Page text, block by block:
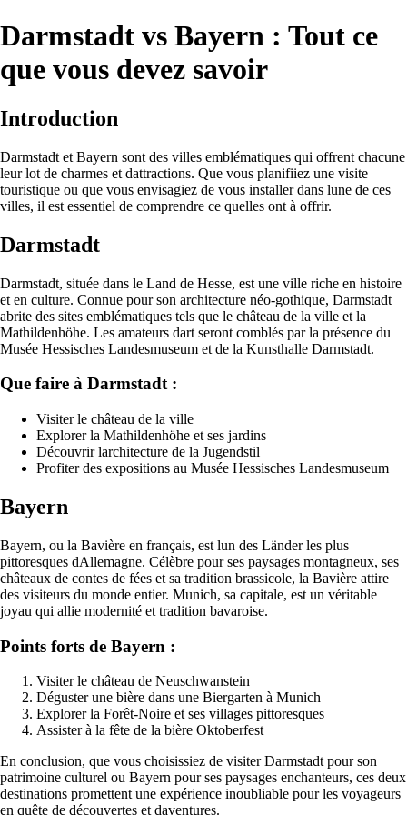
Darmstadt vs Bayern : Tout ce
que vous devez savoir
Introduction
Darmstadt et Bayern sont des villes emblématiques qui offrent chacune
leur lot de charmes et dattractions. Que vous planifiiez une visite
touristique ou que vous envisagiez de vous installer dans lune de ces
villes, il est essentiel de comprendre ce quelles ont à offrir.
Darmstadt
Darmstadt, située dans le Land de Hesse, est une ville riche en histoire
et en culture. Connue pour son architecture néo-gothique, Darmstadt
abrite des sites emblématiques tels que le château de la ville et la
Mathildenhöhe. Les amateurs dart seront comblés par la présence du
Musée Hessisches Landesmuseum et de la Kunsthalle Darmstadt.
Que faire à Darmstadt :
Visiter le château de la ville
Explorer la Mathildenhöhe et ses jardins
Découvrir larchitecture de la Jugendstil
Profiter des expositions au Musée Hessisches Landesmuseum
Bayern
Bayern, ou la Bavière en français, est lun des Länder les plus
pittoresques dAllemagne. Célèbre pour ses paysages montagneux, ses
châteaux de contes de fées et sa tradition brassicole, la Bavière attire
des visiteurs du monde entier. Munich, sa capitale, est un véritable
joyau qui allie modernité et tradition bavaroise.
Points forts de Bayern :
Visiter le château de Neuschwanstein
Déguster une bière dans une Biergarten à Munich
Explorer la Forêt-Noire et ses villages pittoresques
Assister à la fête de la bière Oktoberfest
En conclusion, que vous choisissiez de visiter Darmstadt pour son
patrimoine culturel ou Bayern pour ses paysages enchanteurs, ces deux
destinations promettent une expérience inoubliable pour les voyageurs
en quête de découvertes et daventures.